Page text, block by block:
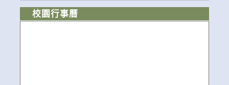
校園行事曆